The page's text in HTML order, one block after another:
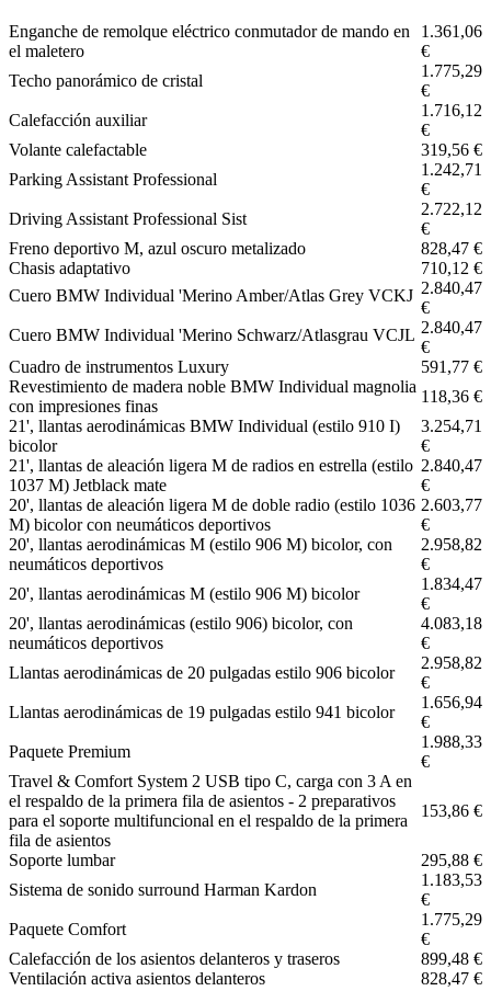
Enganche de remolque eléctrico conmutador de mando en
el maletero
1.361,06
€
Techo panorámico de cristal
1.775,29
€
Calefacción auxiliar
1.716,12
€
Volante calefactable
319,56 €
Parking Assistant Professional
1.242,71
€
Driving Assistant Professional Sist
2.722,12
€
Freno deportivo M, azul oscuro metalizado
828,47 €
Chasis adaptativo
710,12 €
Cuero BMW Individual 'Merino Amber/Atlas Grey VCKJ 2.840,47
€
Cuero BMW Individual 'Merino Schwarz/Atlasgrau VCJL 2.840,47
€
Cuadro de instrumentos Luxury
591,77 €
Revestimiento de madera noble BMW Individual magnolia
con impresiones finas
118,36 €
21', llantas aerodinámicas BMW Individual (estilo 910 I)
bicolor
3.254,71
€
21', llantas de aleación ligera M de radios en estrella (estilo
1037 M) Jetblack mate
2.840,47
€
20', llantas de aleación ligera M de doble radio (estilo 1036
M) bicolor con neumáticos deportivos
2.603,77
€
20', llantas aerodinámicas M (estilo 906 M) bicolor, con
neumáticos deportivos
2.958,82
€
20', llantas aerodinámicas M (estilo 906 M) bicolor
1.834,47
€
20', llantas aerodinámicas (estilo 906) bicolor, con
neumáticos deportivos
4.083,18
€
Llantas aerodinámicas de 20 pulgadas estilo 906 bicolor
2.958,82
€
Llantas aerodinámicas de 19 pulgadas estilo 941 bicolor
1.656,94
€
Paquete Premium
1.988,33
€
Travel & Comfort System 2 USB tipo C, carga con 3 A en
el respaldo de la primera fila de asientos - 2 preparativos
para el soporte multifuncional en el respaldo de la primera
fila de asientos
153,86 €
Soporte lumbar
295,88 €
Sistema de sonido surround Harman Kardon
1.183,53
€
Paquete Comfort
1.775,29
€
Calefacción de los asientos delanteros y traseros
899,48 €
Ventilación activa asientos delanteros
828,47 €